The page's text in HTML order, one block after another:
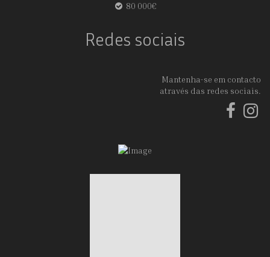
80 000€
Redes sociais
Mantenha-se em contacto
através das redes sociais.